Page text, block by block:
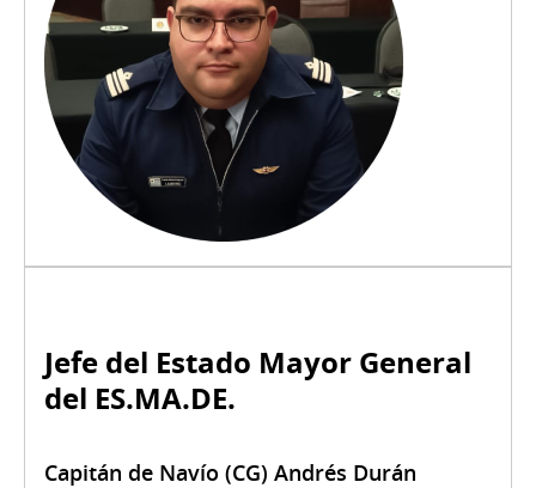
Jefe del Estado Mayor General
del ES.MA.DE.
Capitán de Navío (CG) Andrés Durán